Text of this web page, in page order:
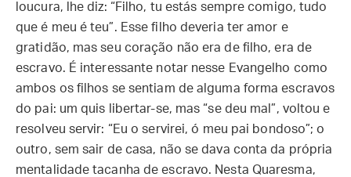
loucura, lhe diz: “Filho, tu estás sempre comigo, tudo
que é meu é teu”. Esse filho deveria ter amor e
gratidão, mas seu coração não era de filho, era de
escravo. É interessante notar nesse Evangelho como
ambos os filhos se sentiam de alguma forma escravos
do pai: um quis libertar-se, mas “se deu mal”, voltou e
resolveu servir: “Eu o servirei, ó meu pai bondoso”; o
outro, sem sair de casa, não se dava conta da própria
mentalidade tacanha de escravo. Nesta Quaresma,